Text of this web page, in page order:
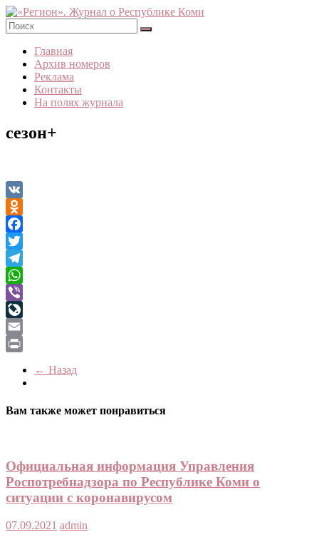
Skip
to
content
«Регион».
Журнал
Республике
Коми
Главная
Архив номеров
Реклама
Контакты
На полях журнала
сезон+
VK
Odnoklassniki
Facebook
Twitter
Telegram
WhatsApp
Viber
LiveJournal
Email
← Назад
Вам также может понравиться
Официальная информация Управления
Роспотребнадзора по Республике Коми о
ситуации с коронавирусом
07.09.2021 admin